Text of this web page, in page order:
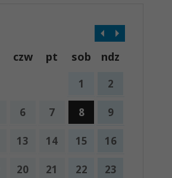
czw pt sob ndz
1 2
6 7 8 9
13 14 15 16
20 21 22 23